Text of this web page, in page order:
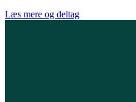
Læs mere og deltag